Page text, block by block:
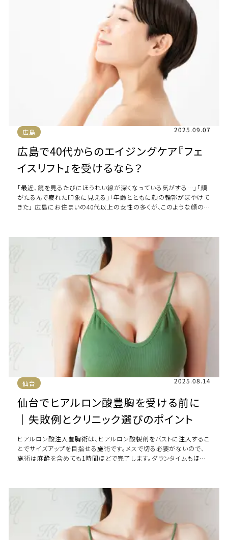
広島 2025.09.07
広島で40代からのエイジングケア『フェ
イスリフト』を受けるなら？
「最近、鏡を見るたびにほうれい線が深くなっている気がする…」「頬
がたるんで疲れた印象に見える」「年齢とともに顔の輪郭がぼやけて
きた」 広島にお住まいの40代以上の女性の多くが、このような顔のた
仙台 2025.08.14
仙台でヒアルロン酸豊胸を受ける前に
｜失敗例とクリニック選びのポイント
ヒアルロン酸注入豊胸術は、ヒアルロン酸製剤をバストに注入するこ
とでサイズアップを目指せる施術です。メスで切る必要がないので、
施術は麻酔を含めても1時間ほどで完了します。ダウンタイムもほと